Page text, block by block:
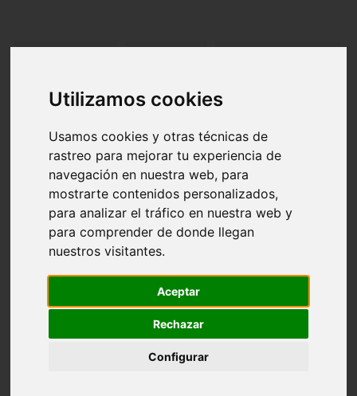
Utilizamos cookies
Usamos cookies y otras técnicas de
rastreo para mejorar tu experiencia de
navegación en nuestra web, para
mostrarte contenidos personalizados,
para analizar el tráfico en nuestra web y
para comprender de donde llegan
nuestros visitantes.
Aceptar
Rechazar
Configurar
Álbum de fotografías Vídeos
Contenidos extra
Contenidos extra
seconds
Juan